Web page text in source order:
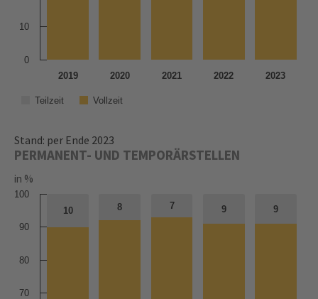
Teilzeit Vollzeit
2019 2020 2021 2022 2023
0
10
Stand: per Ende 2023
PERMANENT- UND TEMPORÄRSTELLEN
in %
10
10 8
8 7
7 9
9 9
9
70
80
90
100